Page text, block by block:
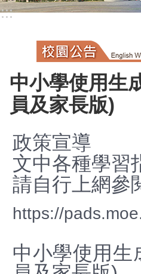
:::
中小學使用生
員及家長版)
政策宣導
文中各種學習
請自行上網參
https://
中小學使用生